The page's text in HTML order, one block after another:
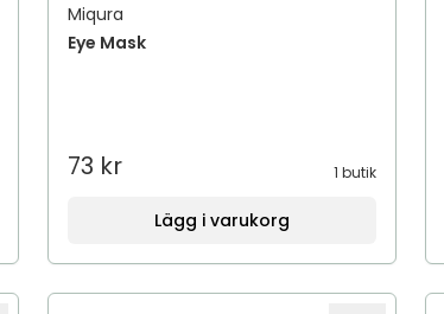
Miqura
Eye Mask
73 kr 1 butik
Lägg i varukorg